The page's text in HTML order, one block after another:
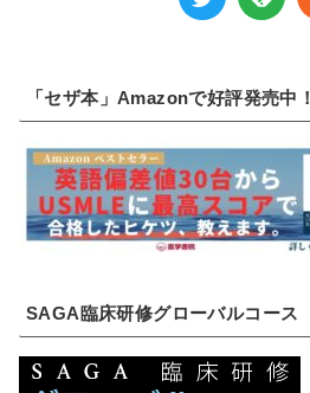
「セザ本」Amazonで好評発売中！
SAGA臨床研修グローバルコース